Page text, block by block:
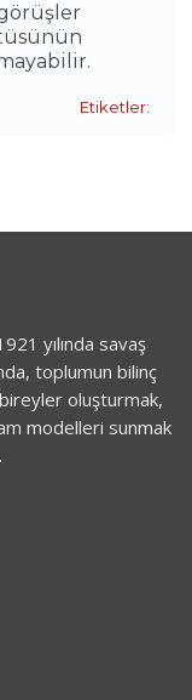
Etiketler:
yılında savaş
toplumun bilinç
oluşturmak,
modelleri sunmak